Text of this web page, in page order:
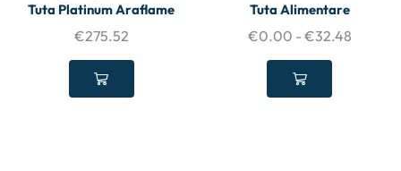
Tuta Platinum Araflame
€275.52
Tuta Alimentare
€0.00 -€32.48